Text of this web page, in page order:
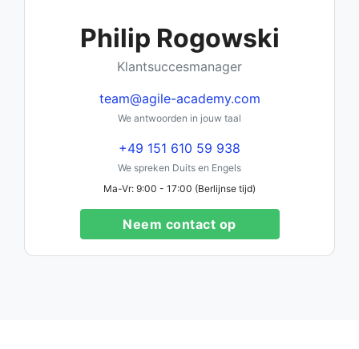
Philip Rogowski
Klantsuccesmanager
team@agile-academy.com
We antwoorden in jouw taal
+49 151 610 59 938
We spreken Duits en Engels
Ma-Vr: 9:00 - 17:00 (Berlijnse tijd)
Neem contact op